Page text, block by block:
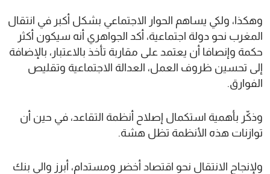
وهكذا، ولكي يساهم الحوار الاجتماعي بشكل أكبر في انتقال
المغرب نحو دولة اجتماعية، أكد الجواهري أنه سيكون أكثر
حكمة وإنصافا أن يعتمد على مقاربة تأخذ بالاعتبار، بالإضافة
إلى تحسين ظروف العمل، العدالة الاجتماعية وتقليص
الفوارق.
وذكّر بأهمية استكمال إصلاح أنظمة التقاعد، في حين أن
توازنات هذه الأنظمة تظل هشة.
ولإنجاح الانتقال نحو اقتصاد أخضر ومستدام، أبرز والي بنك